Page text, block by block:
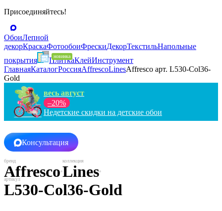
Присоединяйтесь!
ОбоиЛепной
декорКраскаФотообоиФрескиДекорТекстильНапольные
покрытия
ПлиткаКлейИнструмент
ГлавнаяКаталогРоссияAffrescoLinesAffresco арт. L530-Col36-
Gold
весь август
–20%
Недетские скидки на детские обои
Консультация
AffrescoLines
L530-Col36-Gold